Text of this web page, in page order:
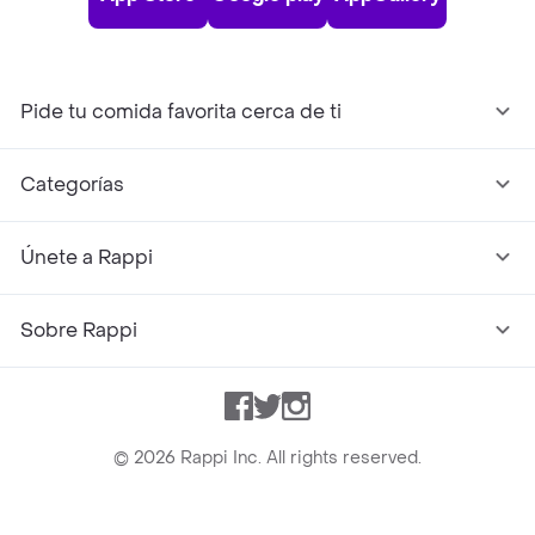
Pide tu comida favorita cerca de ti
Categorías
Únete a Rappi
Sobre Rappi
Facebook
TwitterInstagram
© 2026 Rappi Inc. All rights reserved.